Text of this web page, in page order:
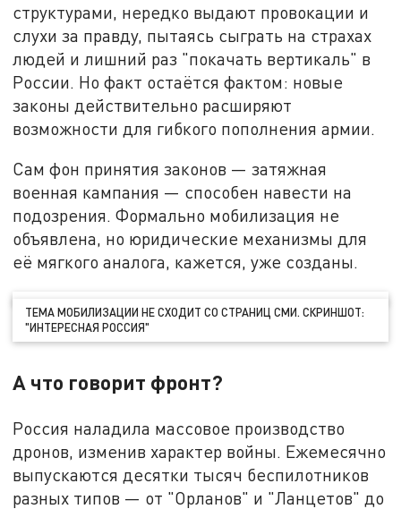
структурами, нередко выдают провокации и
слухи за правду, пытаясь сыграть на страхах
людей и лишний раз "покачать вертикаль" в
России. Но факт остаётся фактом: новые
законы действительно расширяют
возможности для гибкого пополнения армии.
Сам фон принятия законов — затяжная
военная кампания — способен навести на
подозрения. Формально мобилизация не
объявлена, но юридические механизмы для
её мягкого аналога, кажется, уже созданы.
ТЕМА МОБИЛИЗАЦИИ НЕ СХОДИТ СО СТРАНИЦ СМИ. СКРИНШОТ:
"ИНТЕРЕСНАЯ РОССИЯ"
А что говорит фронт?
Россия наладила массовое производство
дронов, изменив характер войны. Ежемесячно
выпускаются десятки тысяч беспилотников
разных типов — от "Орланов" и "Ланцетов" до